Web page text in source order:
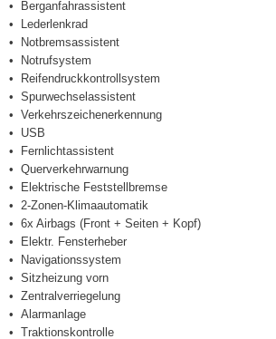
Berganfahrassistent
Lederlenkrad
Notbremsassistent
Notrufsystem
Reifendruckkontrollsystem
Spurwechselassistent
Verkehrszeichenerkennung
USB
Fernlichtassistent
Querverkehrwarnung
Elektrische Feststellbremse
2-Zonen-Klimaautomatik
6x Airbags (Front + Seiten + Kopf)
Elektr. Fensterheber
Navigationssystem
Sitzheizung vorn
Zentralverriegelung
Alarmanlage
Traktionskontrolle